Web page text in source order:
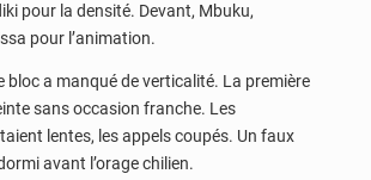
pour la densité. Devant, Mbuku,
pour l’animation.
bloc a manqué de verticalité. La première
sans occasion franche. Les
lentes, les appels coupés. Un faux
avant l’orage chilien.